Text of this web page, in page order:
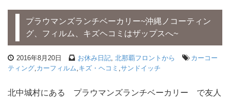
プラウマンズランチベーカリー~沖縄ノコーティン
グ、フィルム、キズヘコミはザップスへ~
2016年8月20日 お休み日記, 北那覇フロントから
カーコー
ティング,カーフィルム,キズ・ヘコミ ,サンドイッチ
北中城村にある プラウマンズランチベーカリー で友人